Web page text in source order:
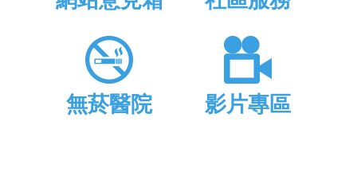
無菸醫院 影片專區